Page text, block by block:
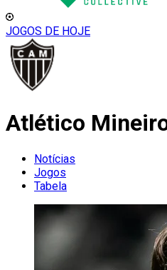
JOGOS DE HOJE
Atlético
Notícias
Jogos
Tabela